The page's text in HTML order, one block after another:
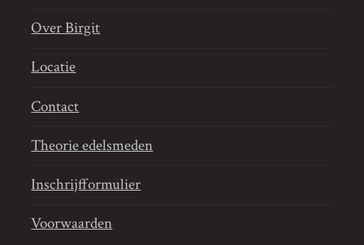
Over Birgit
Locatie
Contact
Theorie edelsmeden
Inschrijfformulier
Voorwaarden